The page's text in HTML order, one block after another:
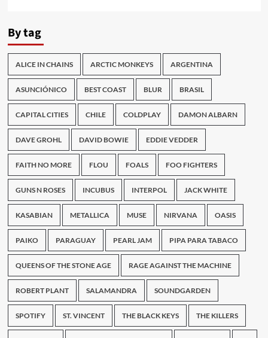
By tag
ALICE IN CHAINS ARCTIC MONKEYS ARGENTINA
ASUNCIÓNICO BEST COAST BLUR BRASIL
CAPITAL CITIES CHILE COLDPLAY DAMON ALBARN
DAVE GROHL DAVID BOWIE EDDIE VEDDER
FAITH NO MORE FLOU FOALS FOO FIGHTERS
GUNS N ROSES INCUBUS INTERPOL JACK WHITE
KASABIAN METALLICA MUSE NIRVANA OASIS
PAIKO PARAGUAY PEARL JAM PIPA PARA TABACO
QUEENS OF THE STONE AGE RAGE AGAINST THE MACHINE
ROBERT PLANT SALAMANDRA SOUNDGARDEN
SPOTIFY ST. VINCENT THE BLACK KEYS THE KILLERS